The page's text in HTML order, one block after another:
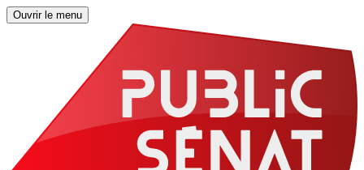
Ouvrir le menu